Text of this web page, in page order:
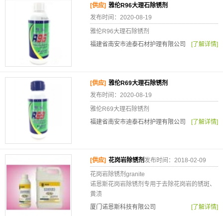
[供应] 雅伦R96大理石除锈剂
发布时间：2020-08-19
雅伦R96大理石除锈剂
福建省南安市迪泰石材护理有限公司
[了解详情]
[供应] 雅伦R69大理石除锈剂
发布时间：2020-08-19
雅伦R69大理石除锈剂
福建省南安市迪泰石材护理有限公司
[了解详情]
[供应] 花岗岩除锈剂发布时间：2018-02-09
花岗岩除锈剂granite
诺恩斯花岗岩除锈剂专用于去除花岗岩的锈斑、
黄渍
厦门诺恩斯科技有限公司
[了解详情]